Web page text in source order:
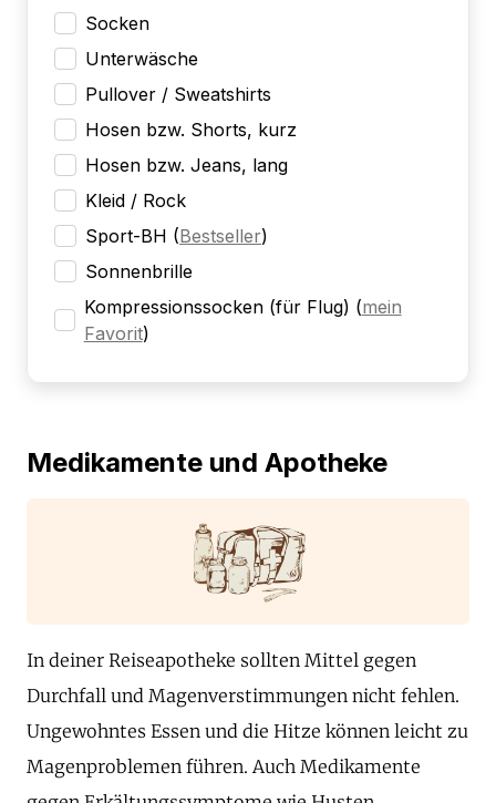
Socken
Unterwäsche
Pullover / Sweatshirts
Hosen bzw. Shorts, kurz
Hosen bzw. Jeans, lang
Kleid / Rock
Sport-BH (Bestseller)
Sonnenbrille
Kompressionssocken (für Flug) (mein
Favorit)
Medikamente und Apotheke
In deiner Reiseapotheke sollten Mittel gegen
Durchfall und Magenverstimmungen nicht fehlen.
Ungewohntes Essen und die Hitze können leicht zu
Magenproblemen führen. Auch Medikamente